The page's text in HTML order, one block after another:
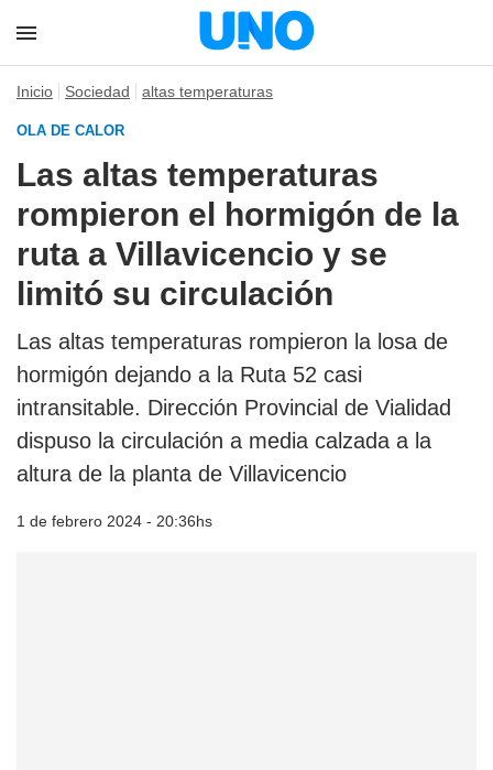
Inicio Sociedad altas temperaturas
OLA DE CALOR
Las altas temperaturas
rompieron el hormigón de la
ruta a Villavicencio y se
limitó su circulación
Las altas temperaturas rompieron la losa de
hormigón dejando a la Ruta 52 casi
intransitable. Dirección Provincial de Vialidad
dispuso la circulación a media calzada a la
altura de la planta de Villavicencio
1 de febrero 2024 - 20:36hs